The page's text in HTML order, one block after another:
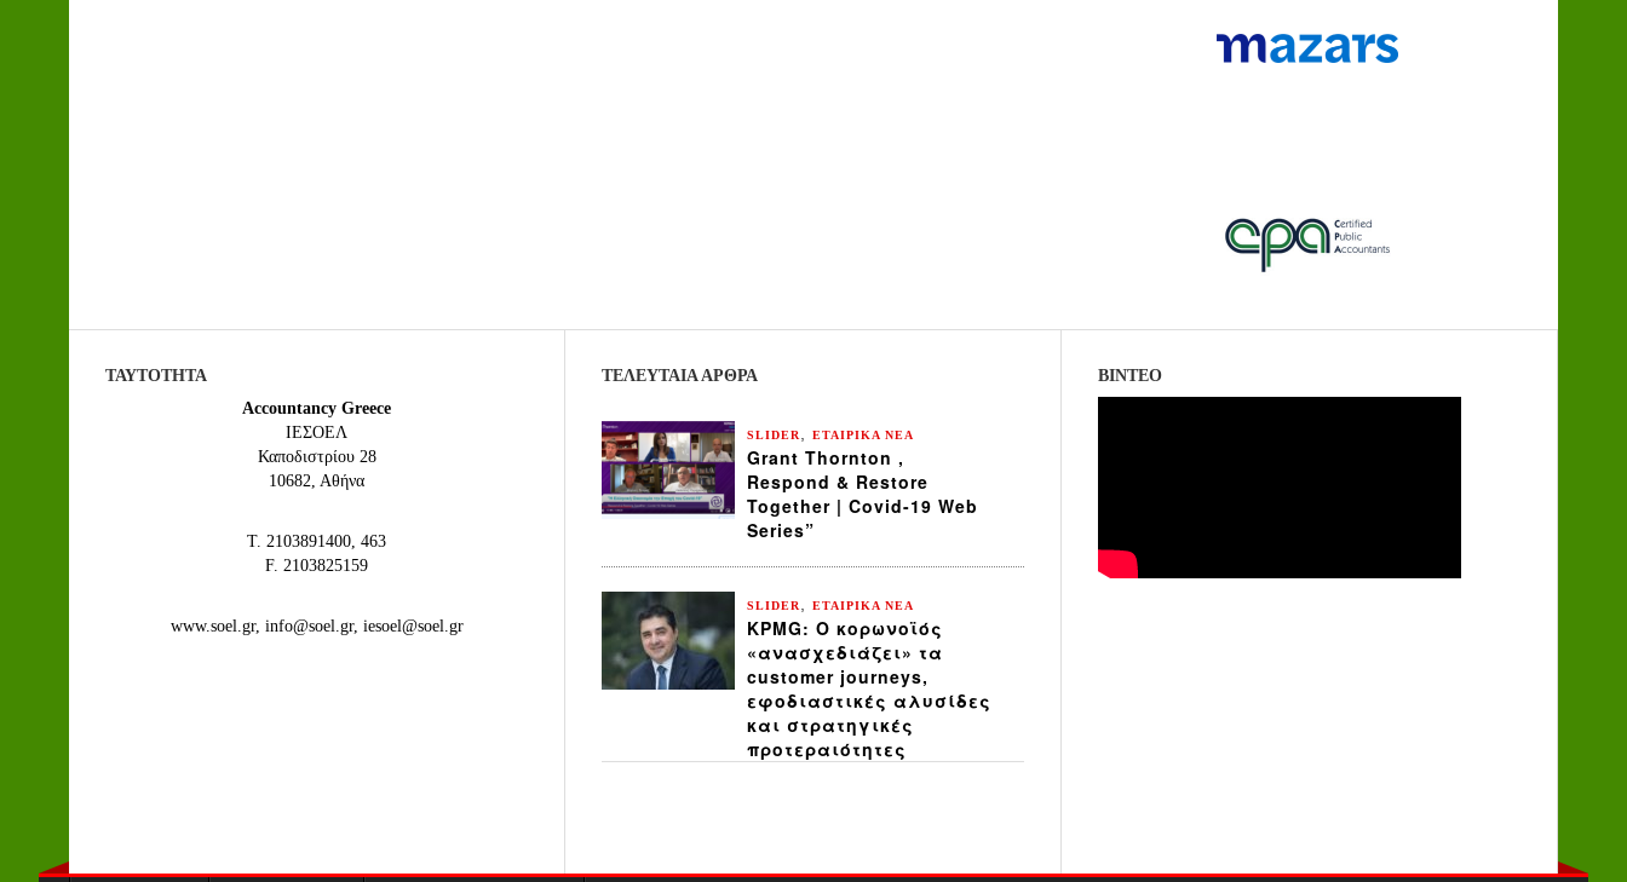
ΤΑΥΤΟΤΗΤΑ
Accountancy Greece
IEΣΟΕΛ
Καποδιστρίου 28
10682, Αθήνα
Τ. 2103891400, 463
F. 2103825159
www.soel.gr, info@soel.gr, iesoel@soel.gr
ΤΕΛΕΥΤΑΙΑ ΆΡΘΡΑ
SLIDER ΕΤΑΙΡΙΚΑ ΝΕΑ
Grant Thornton ,
Respond & Restore
Together | Covid-19 Web
Series”
SLIDER ΕΤΑΙΡΙΚΑ ΝΕΑ
KPMG: Ο κορωνοϊός
«ανασχεδιάζει» τα
customer journeys,
εφοδιαστικές αλυσίδες
και στρατηγικές
προτεραιότητες
ΒΙΝΤΕΟ